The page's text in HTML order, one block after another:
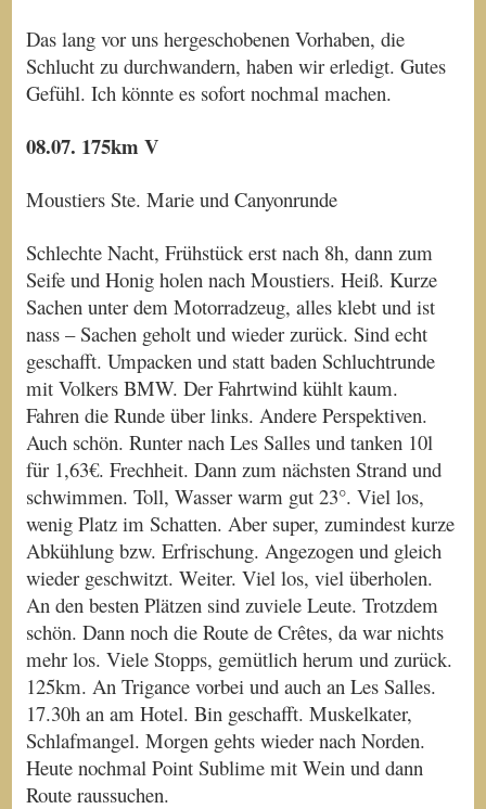
Das lang vor uns hergeschobenen Vorhaben, die
Schlucht zu durchwandern, haben wir erledigt. Gutes
Gefühl. Ich könnte es sofort nochmal machen.
08.07. 175km V
Moustiers Ste. Marie und Canyonrunde
Schlechte Nacht, Frühstück erst nach 8h, dann zum
Seife und Honig holen nach Moustiers. Heiß. Kurze
Sachen unter dem Motorradzeug, alles klebt und ist
nass – Sachen geholt und wieder zurück. Sind echt
geschafft. Umpacken und statt baden Schluchtrunde
mit Volkers BMW. Der Fahrtwind kühlt kaum.
Fahren die Runde über links. Andere Perspektiven.
Auch schön. Runter nach Les Salles und tanken 10l
für 1,63€. Frechheit. Dann zum nächsten Strand und
schwimmen. Toll, Wasser warm gut 23°. Viel los,
wenig Platz im Schatten. Aber super, zumindest kurze
Abkühlung bzw. Erfrischung. Angezogen und gleich
wieder geschwitzt. Weiter. Viel los, viel überholen.
An den besten Plätzen sind zuviele Leute. Trotzdem
schön. Dann noch die Route de Crêtes, da war nichts
mehr los. Viele Stopps, gemütlich herum und zurück.
125km. An Trigance vorbei und auch an Les Salles.
17.30h an am Hotel. Bin geschafft. Muskelkater,
Schlafmangel. Morgen gehts wieder nach Norden.
Heute nochmal Point Sublime mit Wein und dann
Route raussuchen.